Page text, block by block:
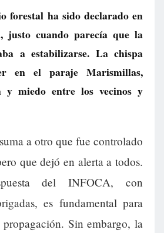
forestal ha sido declarado en
justo cuando parecía que la
a estabilizarse. La chispa
en el paraje Marismillas,
y miedo entre los vecinos y
a otro que fue controlado
que dejó en alerta a todos.
del INFOCA, con
es fundamental para
Sin embargo, la